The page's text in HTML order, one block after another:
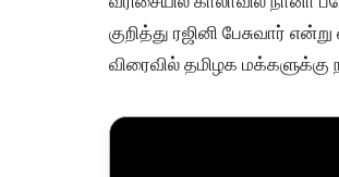
குறித்து ரஜினி பேசுவார்
விரைவில் தமிழக மக்களுக்கு